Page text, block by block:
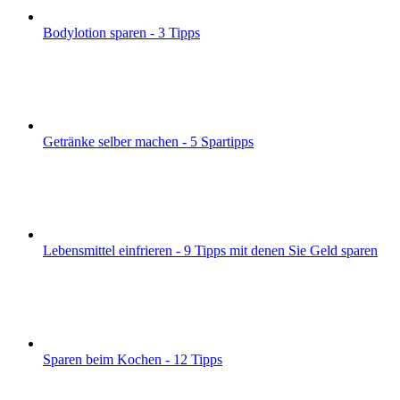
Bodylotion sparen - 3 Tipps
Getränke selber machen - 5 Spartipps
Lebensmittel einfrieren - 9 Tipps mit denen Sie Geld sparen
Sparen beim Kochen - 12 Tipps